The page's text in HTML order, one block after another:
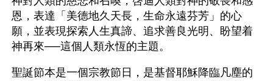
恩，表達「美德地久天長，生命永遠芬芳」的心
願，並表現探索人生真諦、追求善良光明、盼望着
神再來──這個人類永恆的主題。
聖誕節本是一個宗教節日，是基督耶穌降臨凡塵的